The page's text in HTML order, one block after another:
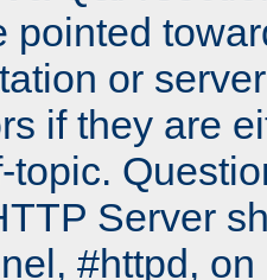
pointed
or
if they are
topic.
Server
#httpd,